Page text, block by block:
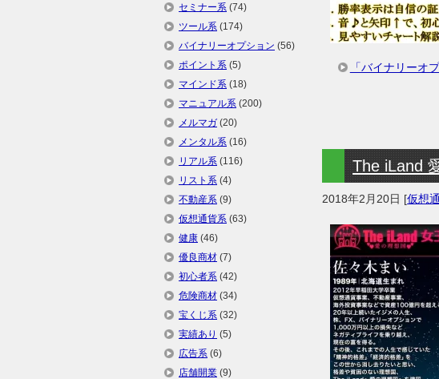
「バイナリーオ
The iLand
2018年2月20日 [仮想
セミナー系 (74)
ツール系 (174)
バイナリーオプション (56)
ポイント系 (5)
マインド系 (18)
マニュアル系 (200)
メルマガ (20)
メンタル系 (16)
リアル系 (116)
リスト系 (4)
不動産系 (9)
仮想通貨系 (63)
健康 (46)
優良商材 (7)
初心者系 (42)
危険商材 (34)
宝くじ系 (32)
実績あり (5)
広告系 (6)
店舗開業 (9)